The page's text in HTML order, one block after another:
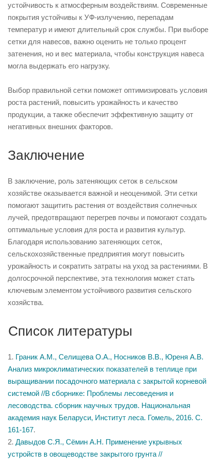
устойчивость к атмосферным воздействиям. Современные
покрытия устойчивы к УФ-излучению, перепадам
температур и имеют длительный срок службы. При выборе
сетки для навесов, важно оценить не только процент
затенения, но и вес материала, чтобы конструкция навеса
могла выдержать его нагрузку.
Выбор правильной сетки поможет оптимизировать условия
роста растений, повысить урожайность и качество
продукции, а также обеспечит эффективную защиту от
негативных внешних факторов.
Заключение
В заключение, роль затеняющих сеток в сельском
хозяйстве оказывается важной и неоценимой. Эти сетки
помогают защитить растения от воздействия солнечных
лучей, предотвращают перегрев почвы и помогают создать
оптимальные условия для роста и развития культур.
Благодаря использованию затеняющих сеток,
сельскохозяйственные предприятия могут повысить
урожайность и сократить затраты на уход за растениями. В
долгосрочной перспективе, эта технология может стать
ключевым элементом устойчивого развития сельского
хозяйства.
Список литературы
1. Граник А.М., Селищева О.А., Носников В.В., Юреня А.В.
Анализ микроклиматических показателей в теплице при
выращивании посадочного материала с закрытой корневой
системой //В сборнике: Проблемы лесоведения и
лесоводства. сборник научных трудов. Национальная
академия наук Беларуси, Институт леса. Гомель, 2016. С.
161-167.
2. Давыдов С.Я., Сёмин А.Н. Применение укрывных
устройств в овощеводстве закрытого грунта //